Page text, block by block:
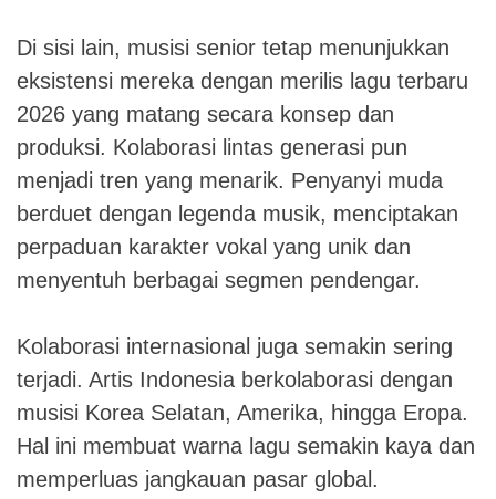
Di sisi lain, musisi senior tetap menunjukkan
eksistensi mereka dengan merilis lagu terbaru
2026 yang matang secara konsep dan
produksi. Kolaborasi lintas generasi pun
menjadi tren yang menarik. Penyanyi muda
berduet dengan legenda musik, menciptakan
perpaduan karakter vokal yang unik dan
menyentuh berbagai segmen pendengar.
Kolaborasi internasional juga semakin sering
terjadi. Artis Indonesia berkolaborasi dengan
musisi Korea Selatan, Amerika, hingga Eropa.
Hal ini membuat warna lagu semakin kaya dan
memperluas jangkauan pasar global.